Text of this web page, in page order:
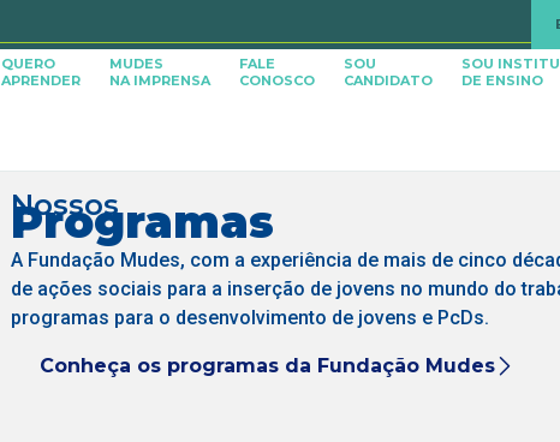
QUERO
APRENDER
MUDES
NA IMPRENSA
FALE
CONOSCO
SOU
CANDIDATO
SOU
DE ENSINO
Nossos
Programas
A Fundação Mudes, com a experiência de mais de cinco
de ações sociais para a inserção de jovens no mundo do
programas para o desenvolvimento de jovens e PcDs.
Conheça os programas da Fundação Mudes